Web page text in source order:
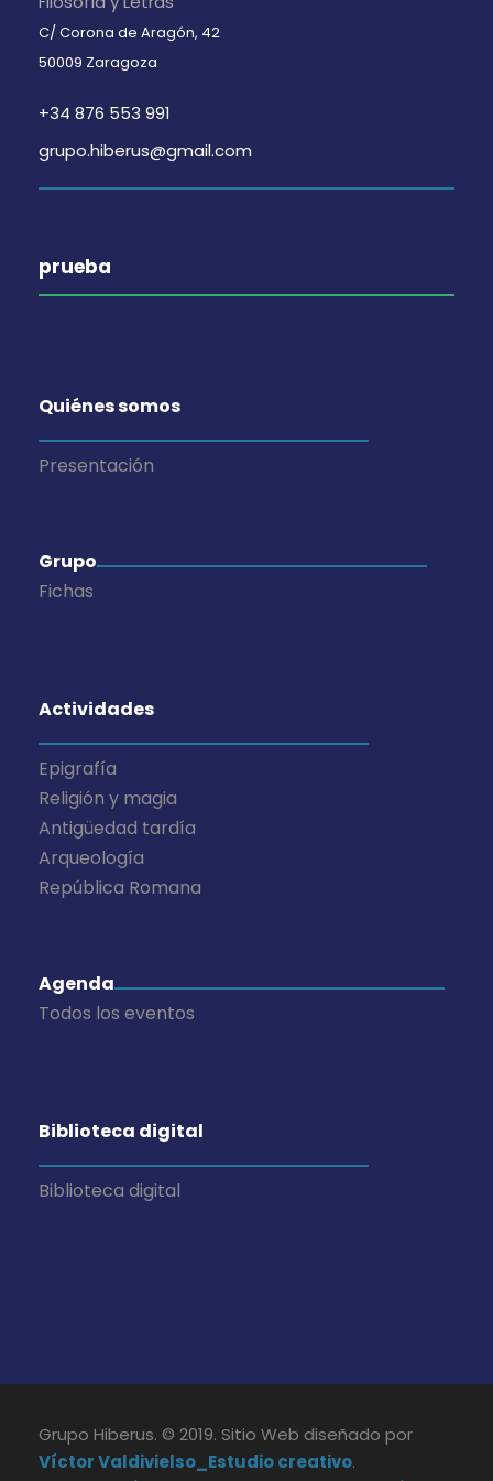
i
s
t
a
d
E
v
n
t
s
n
t
o
n
t
o
s
C/ Corona de Aragón, 42
50009 Zaragoza
+34 876 553 991
grupo.hiberus@gmail.com
prueba
Quiénes somos
Presentación
Grupo
Fichas
Actividades
Epigrafía
Religión y magia
Antigüedad tardía
Arqueología
República Romana
Agenda
Todos los eventos
Biblioteca digital
Biblioteca digital
Grupo Hiberus. © 2019. Sitio Web diseñado por
Víctor Valdivielso_Estudio creativo.